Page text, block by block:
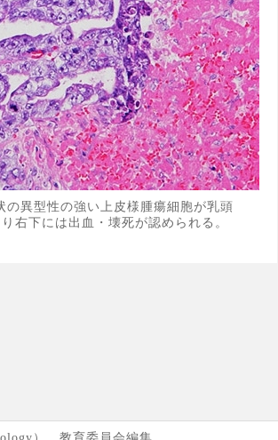
の異型性の強い上皮様腫瘍細胞が乳頭
右下には出血・壊死が認められる。